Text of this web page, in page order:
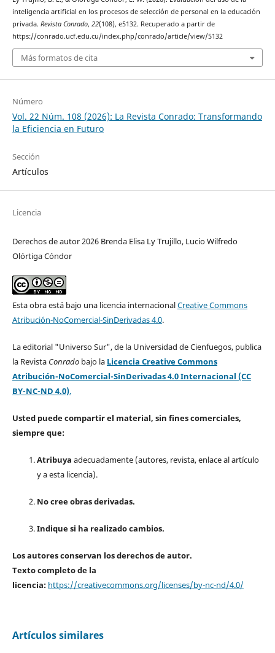
inteligencia artificial en los procesos de selección de personal en la educación
privada. Revista Conrado, 22(108), e5132. Recuperado a partir de
https://conrado.ucf.edu.cu/index.php/conrado/article/view/5132
Más formatos de cita
Número
Vol. 22 Núm. 108 (2026): La Revista Conrado: Transformando
la Eficiencia en Futuro
Sección
Artículos
Licencia
Derechos de autor 2026 Brenda Elisa Ly Trujillo, Lucio Wilfredo
Olórtiga Cóndor
Esta obra está bajo una licencia internacionalCreative Commons
Atribución-NoComercial-SinDerivadas 4.0.
La editorial "Universo Sur", de la Universidad de Cienfuegos, publica
la Revista Conradobajo la Licencia Creative Commons
Atribución-NoComercial-SinDerivadas 4.0 Internacional (CC
BY-NC-ND 4.0).
Usted puede compartir el material, sin fines comerciales,
siempre que:
Atribuya adecuadamente (autores, revista, enlace al artículo
y a esta licencia).
No cree obras derivadas.
Indique si ha realizado cambios.
Los autores conservan los derechos de autor.
Texto completo de la
licencia: https://creativecommons.org/licenses/by-nc-nd/4.0/
Artículos similares